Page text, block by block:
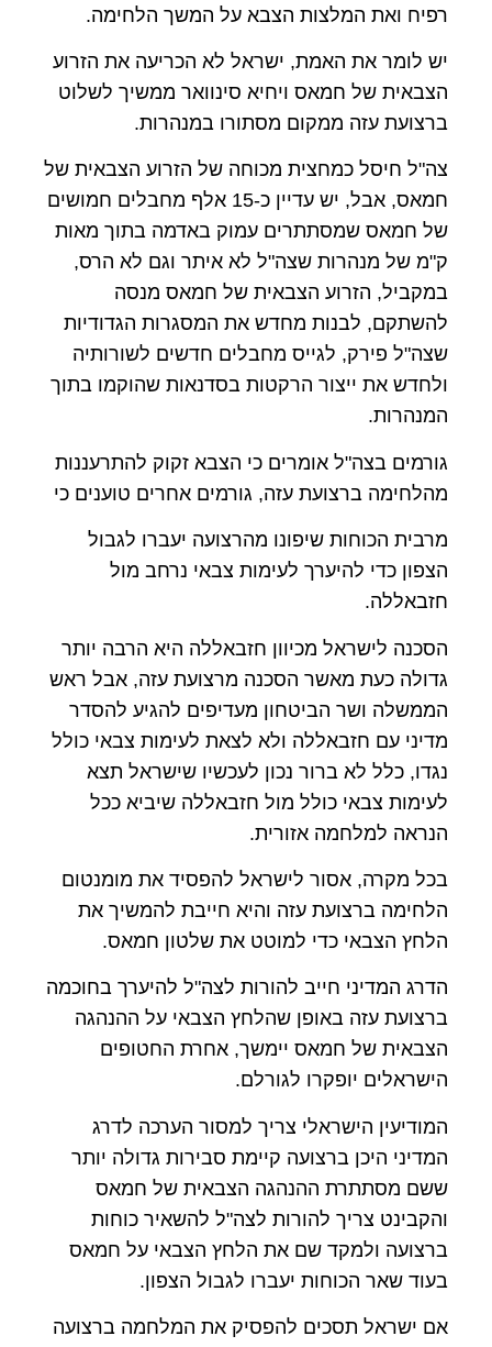
רפיח ואת המלצות הצבא על המשך הלחימה.
יש לומר את האמת, ישראל לא הכריעה את הזרוע
הצבאית של חמאס ויחיא סינוואר ממשיך לשלוט
ברצועת עזה ממקום מסתורו במנהרות.
צה"ל חיסל כמחצית מכוחה של הזרוע הצבאית של
חמאס, אבל, יש עדיין כ-15 אלף מחבלים חמושים
של חמאס שמסתתרים עמוק באדמה בתוך מאות
ק"מ של מנהרות שצה"ל לא איתר וגם לא הרס,
במקביל, הזרוע הצבאית של חמאס מנסה
להשתקם, לבנות מחדש את המסגרות הגדודיות
שצה"ל פירק, לגייס מחבלים חדשים לשורותיה
ולחדש את ייצור הרקטות בסדנאות שהוקמו בתוך
המנהרות.
גורמים בצה"ל אומרים כי הצבא זקוק להתרעננות
מהלחימה ברצועת עזה, גורמים אחרים טוענים כי
מרבית הכוחות שיפונו מהרצועה יעברו לגבול
הצפון כדי להיערך לעימות צבאי נרחב מול
חזבאללה.
הסכנה לישראל מכיוון חזבאללה היא הרבה יותר
גדולה כעת מאשר הסכנה מרצועת עזה, אבל ראש
הממשלה ושר הביטחון מעדיפים להגיע להסדר
מדיני עם חזבאללה ולא לצאת לעימות צבאי כולל
נגדו, כלל לא ברור נכון לעכשיו שישראל תצא
לעימות צבאי כולל מול חזבאללה שיביא ככל
הנראה למלחמה אזורית.
בכל מקרה, אסור לישראל להפסיד את מומנטום
הלחימה ברצועת עזה והיא חייבת להמשיך את
הלחץ הצבאי כדי למוטט את שלטון חמאס.
הדרג המדיני חייב להורות לצה"ל להיערך בחוכמה
ברצועת עזה באופן שהלחץ הצבאי על ההנהגה
הצבאית של חמאס יימשך, אחרת החטופים
הישראלים יופקרו לגורלם.
המודיעין הישראלי צריך למסור הערכה לדרג
המדיני היכן ברצועה קיימת סבירות גדולה יותר
ששם מסתתרת ההנהגה הצבאית של חמאס
והקבינט צריך להורות לצה"ל להשאיר כוחות
ברצועה ולמקד שם את הלחץ הצבאי על חמאס
בעוד שאר הכוחות יעברו לגבול הצפון.
אם ישראל תסכים להפסיק את המלחמה ברצועה